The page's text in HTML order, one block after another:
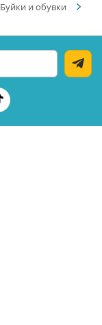
Буйки и обувки